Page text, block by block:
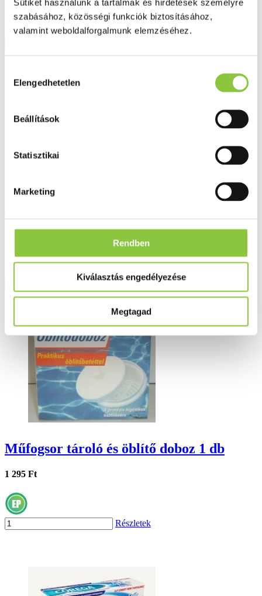
Sütiket használunk a tartalmak és hirdetések személyre
szabásához, közösségi funkciók biztosításához,
valamint weboldalforgalmunk elemzéséhez.
kiválasztása
Elengedhetetlen
Beállítások
Statisztikai
Marketing
Rendben
Kiválasztás engedélyezése
Megtagad
3 658 Ft
Részletek
Műfogsor tároló és öblítő doboz 1 db
1 295 Ft
Részletek